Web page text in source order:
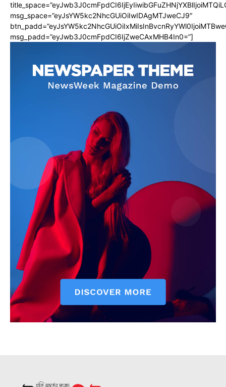
msg_space=”eyJsYW5kc2NhcGUiOiIwIDAgMTJweCJ9″
msg_padd=”eyJwb3J0cmFpdCI6IjZweCAxMHB4In0=”]